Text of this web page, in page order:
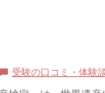
chat_bubble 受験の口コミ・体験